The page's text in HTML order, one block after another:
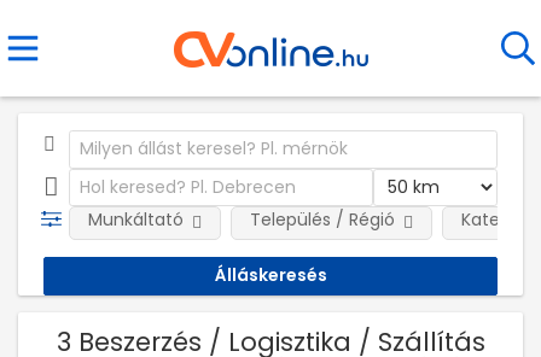
Munkáltató Település / Régió
3 Beszerzés / Logisztika / Szállítás